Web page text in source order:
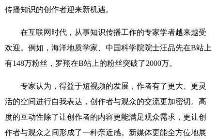
传播知识的创作者迎来新机遇。
在互联网时代，从事知识传播工作的专家学者越来越受
欢迎。例如，海洋地质学家、中国科学院院士汪品先在B站上
有148万粉丝，罗翔在B站上的粉丝突破了2000万。
专家认为，得益于短视频的发展，作者有了更大、更灵
活的空间进行自我表达，创作者与观众的交流更加密切。高
度的互动性除了让创作者的内容更能满足观众需求，更让创
作者与观众之间形成了一种亲近感。新媒体更能全方位地展